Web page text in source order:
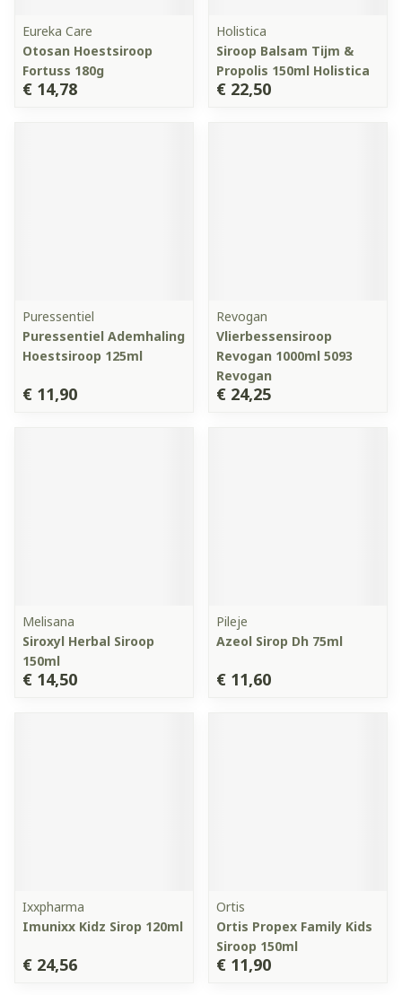
Eureka Care
Otosan Hoestsiroop
Fortuss 180g
€ 14,78
Holistica
Siroop Balsam Tijm &
Propolis 150ml Holistica
€ 22,50
Puressentiel
Puressentiel Ademhaling
Hoestsiroop 125ml
€ 11,90
Revogan
Vlierbessensiroop
Revogan 1000ml 5093
Revogan
€ 24,25
Melisana
Siroxyl Herbal Siroop
150ml
€ 14,50
Pileje
Azeol Sirop Dh 75ml
€ 11,60
Ixxpharma
Imunixx Kidz Sirop 120ml
€ 24,56
Ortis
Ortis Propex Family Kids
Siroop 150ml
€ 11,90